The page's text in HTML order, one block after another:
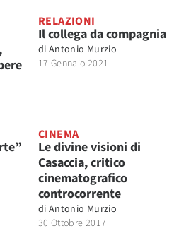
RELAZIONI
Il collega da compagnia
di Antonio Murzio
17 Gennaio 2021
CINEMA
Le divine visioni di
Casaccia, critico
cinematografico
controcorrente
di Antonio Murzio
30 Ottobre 2017